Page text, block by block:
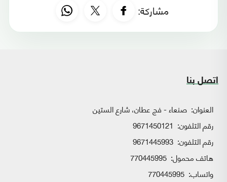
مشاركة:
اتصل بنا
العنوان: صنعاء - فج عطان، شارع الستين
رقم التلفون: 9671450121
رقم التلفون: 9671445993
هاتف محمول: 770445995
واتساب: